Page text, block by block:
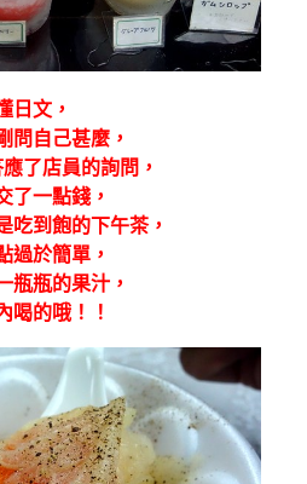
日文，
問自己甚麼，
了店員的詢問，
了一點錢，
吃到飽的下午茶，
過於簡單，
瓶瓶的果汁，
喝的哦！！